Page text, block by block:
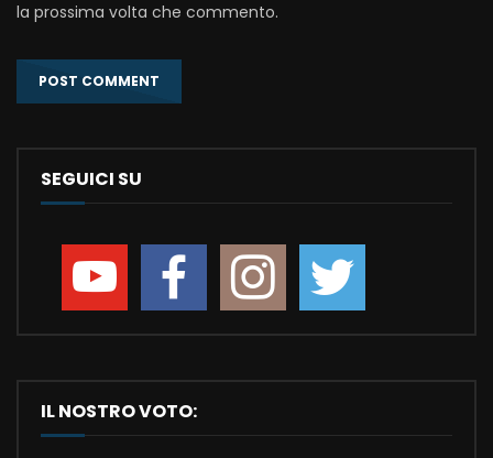
la prossima volta che commento.
SEGUICI SU
IL NOSTRO VOTO: